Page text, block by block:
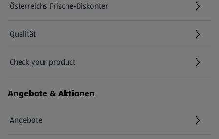
Österreichs Frische-Diskonter
Qualität
Check your product
(öffnet in einem neuen Tab)
Angebote & Aktionen
Angebote